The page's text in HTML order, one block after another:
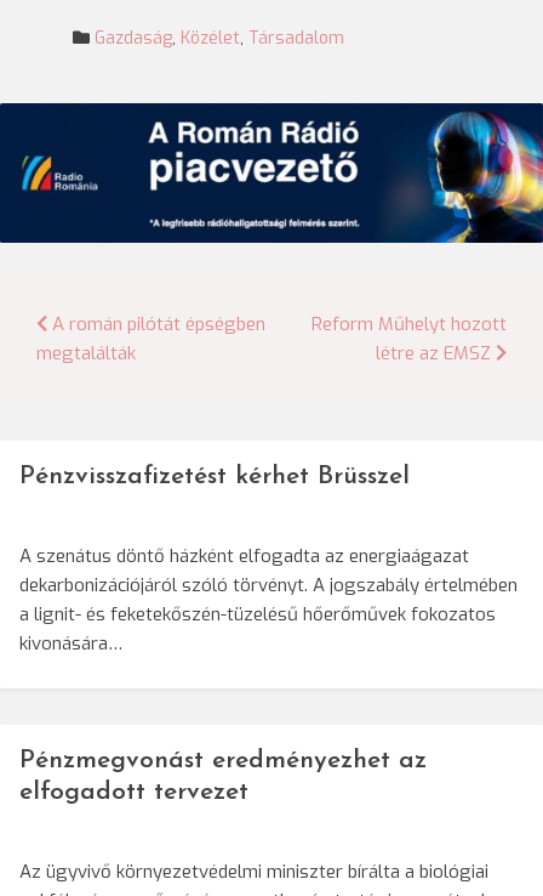
Gazdaság, Közélet, Társadalom
Bejegyzés
navigáció
A román pilótát épségben
megtalálták
Reform Műhelyt hozott
létre az EMSZ
Pénzvisszafizetést kérhet Brüsszel
A szenátus döntő házként elfogadta az energiaágazat
dekarbonizációjáról szóló törvényt. A jogszabály értelmében
a lignit- és feketekőszén-tüzelésű hőerőművek fokozatos
kivonására…
Pénzmegvonást eredményezhet az
elfogadott tervezet
Az ügyvivő környezetvédelmi miniszter bírálta a biológiai